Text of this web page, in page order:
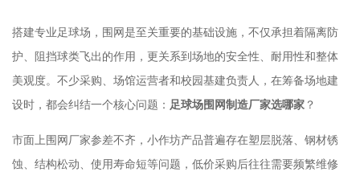
搭建专业足球场，围网是至关重要的基础设施，不仅承担着隔离防
护、阻挡球类飞出的作用，更关系到场地的安全性、耐用性和整体
美观度。不少采购、场馆运营者和校园基建负责人，在筹备场地建
设时，都会纠结一个核心问题： 足球场围网制造厂家选哪家 ？
市面上围网厂家参差不齐，小作坊产品普遍存在塑层脱落、钢材锈
蚀、结构松动、使用寿命短等问题，低价采购后往往需要频繁维修